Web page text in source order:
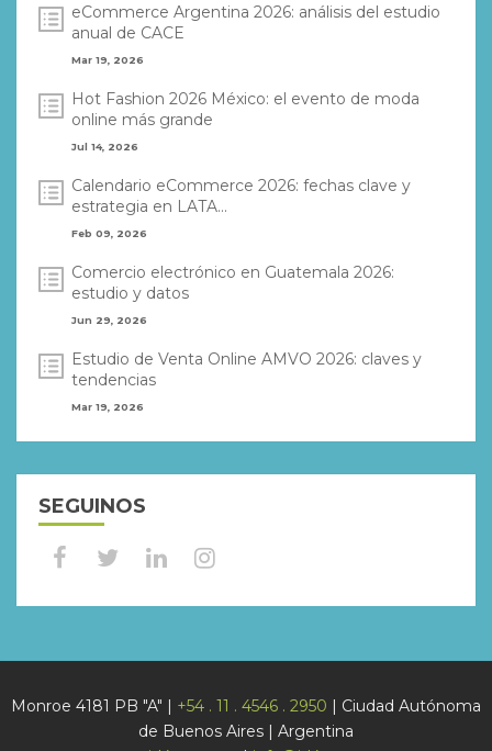
eCommerce Argentina 2026: análisis del estudio
anual de CACE
Mar 19, 2026
Hot Fashion 2026 México: el evento de moda
online más grande
Jul 14, 2026
Calendario eCommerce 2026: fechas clave y
estrategia en LATA...
Feb 09, 2026
Comercio electrónico en Guatemala 2026:
estudio y datos
Jun 29, 2026
Estudio de Venta Online AMVO 2026: claves y
tendencias
Mar 19, 2026
SEGUINOS
Monroe 4181 PB "A" | +54 . 11 . 4546 . 2950 | Ciudad Autónoma
de Buenos Aires | Argentina